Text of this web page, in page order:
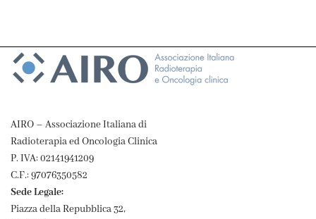
AIRO – Associazione Italiana di
Radioterapia ed Oncologia Clinica
P. IVA: 02141941209
C.F.: 97076350582
Sede Legale:
Piazza della Repubblica 32,